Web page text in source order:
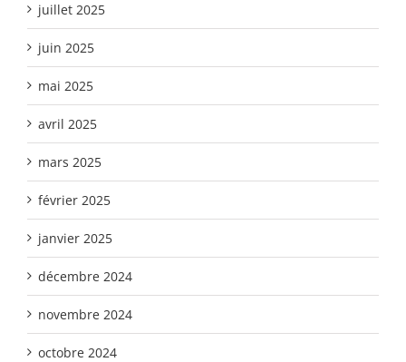
juillet 2025
juin 2025
mai 2025
avril 2025
mars 2025
février 2025
janvier 2025
décembre 2024
novembre 2024
octobre 2024